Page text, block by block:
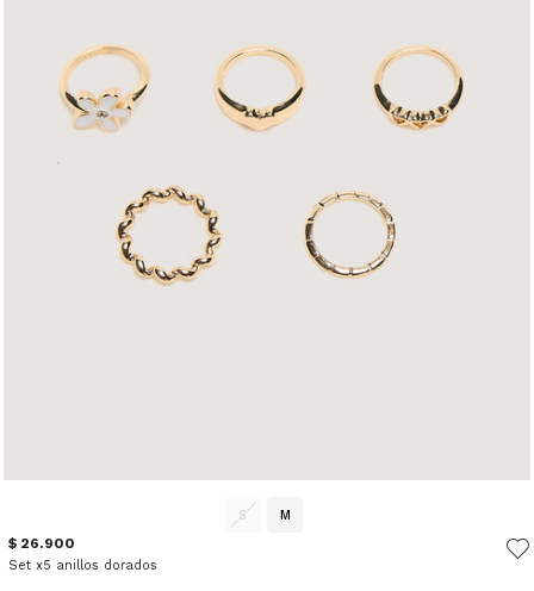
S M
$ 26.900
Set x5 anillos dorados